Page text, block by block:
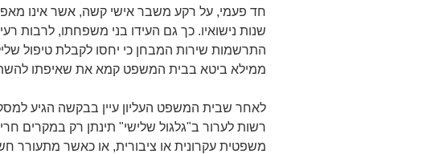
שנות נישואיו. כך גם העידו בני משפחתו, לרבות
התרשמות שירות המבחן כי יחסו לקבלת טיפול
ממילא ביטא בבית המשפט קמא את שאיפתו
לאחר שבית המשפט העליון עיין בבקשה הגיע
רשות לערור ב"גלגול שלישי" תינתן רק במקרים
משפטית עקרונית או ציבורית, או כאשר מתעורר